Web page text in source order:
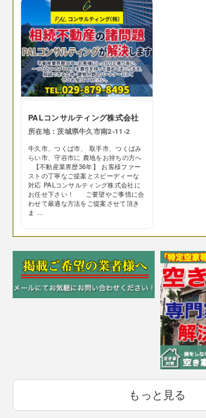
PALコンサルティング株式会社
所在地：茨城県牛久市南2-11-2
牛久市、つくば市、 取手市、つくばみ
らい市、守谷市に 農地をお持ちの方へ
【不動産業界歴36年】 お客様ファー
ストの丁寧なご提案とスピーディーな
対応 PALコンサルティング株式会社に
お任せ下さい！ ご要望やご事情に合
わせて最適な方法をご提案させて頂き
ま ...
もっと見る